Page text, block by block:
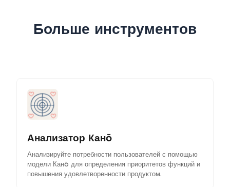
Больше инструментов
Анализатор Канō
Анализируйте потребности пользователей с помощью
модели Канō для определения приоритетов функций и
повышения удовлетворенности продуктом.